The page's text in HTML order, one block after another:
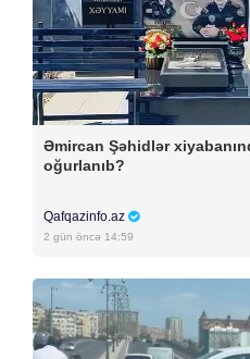
Əmircan Şəhidlər
oğurlanıb?
Qafqazinfo.az
2 gün öncə 14:59